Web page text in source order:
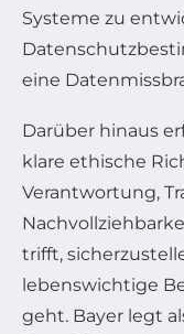
Systeme zu
eine
Darüber hinaus
klare ethische
Verantwortung,
trifft,
lebenswichtige
geht. Bayer legt